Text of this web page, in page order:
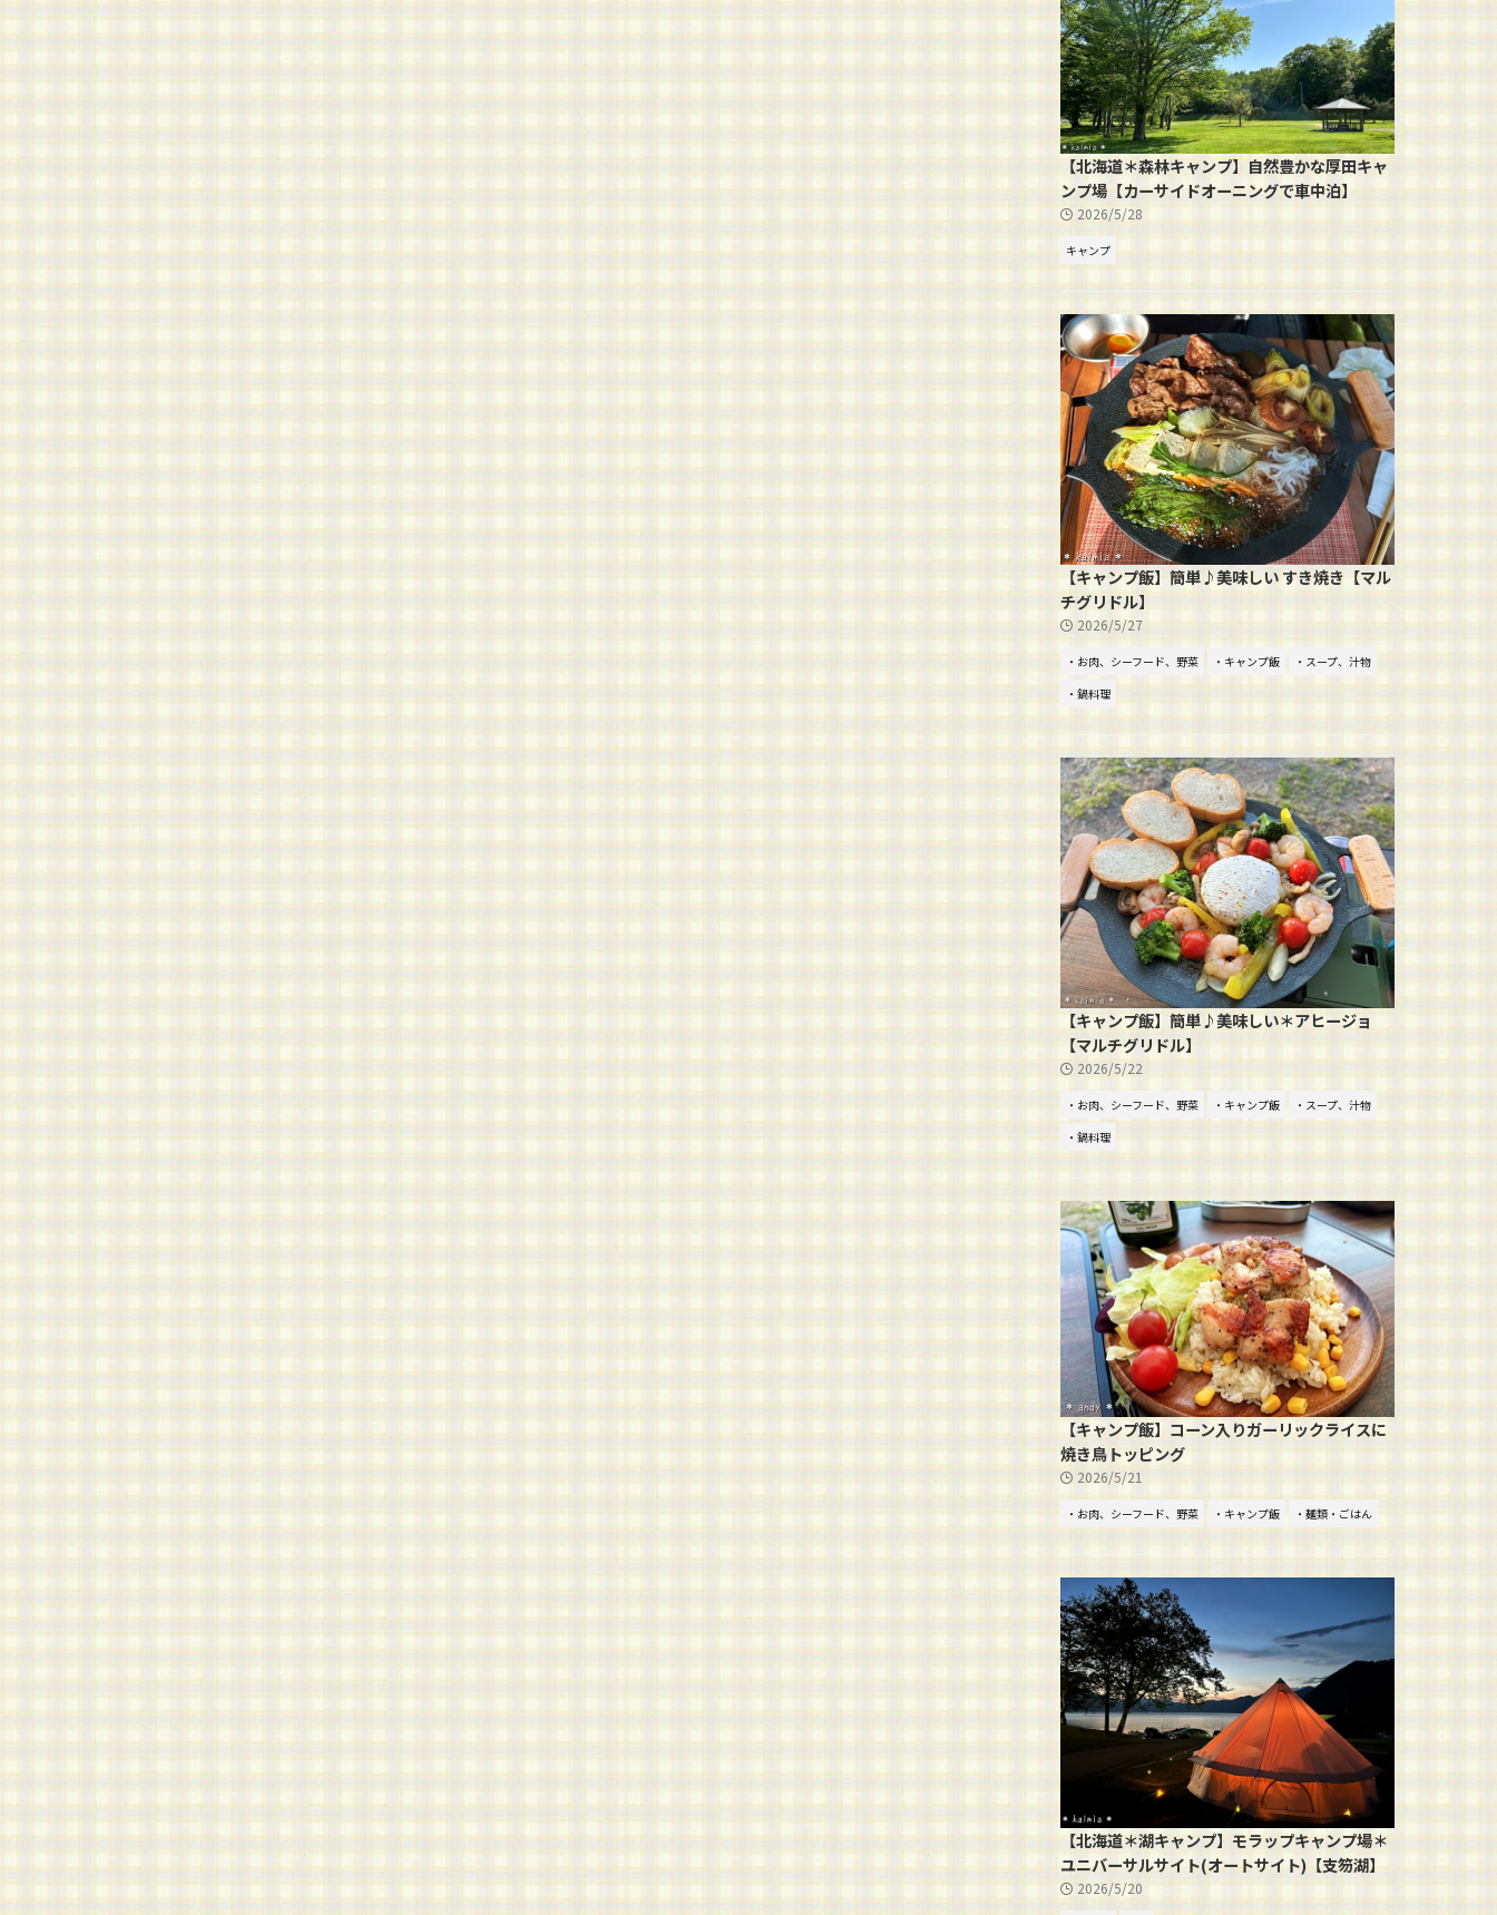
【北海道＊森林キャンプ】自然豊かな厚田キャ
ンプ場【カーサイドオーニングで車中泊】
2026/5/28
キャンプ
【キャンプ飯】簡単♪美味しい すき焼き【マル
チグリドル】
2026/5/27
・お肉、シーフード、野菜 ・キャンプ飯
・スープ、汁物
・鍋料理
【キャンプ飯】簡単♪美味しい＊アヒージョ
【マルチグリドル】
2026/5/22
・お肉、シーフード、野菜 ・キャンプ飯
・スープ、汁物
・鍋料理
【キャンプ飯】コーン入りガーリックライスに
焼き鳥トッピング
2026/5/21
・お肉、シーフード、野菜 ・キャンプ飯 ・麺類・ごはん
【北海道＊湖キャンプ】モラップキャンプ場＊
ユニバーサルサイト(オートサイト)【支笏湖】
2026/5/20